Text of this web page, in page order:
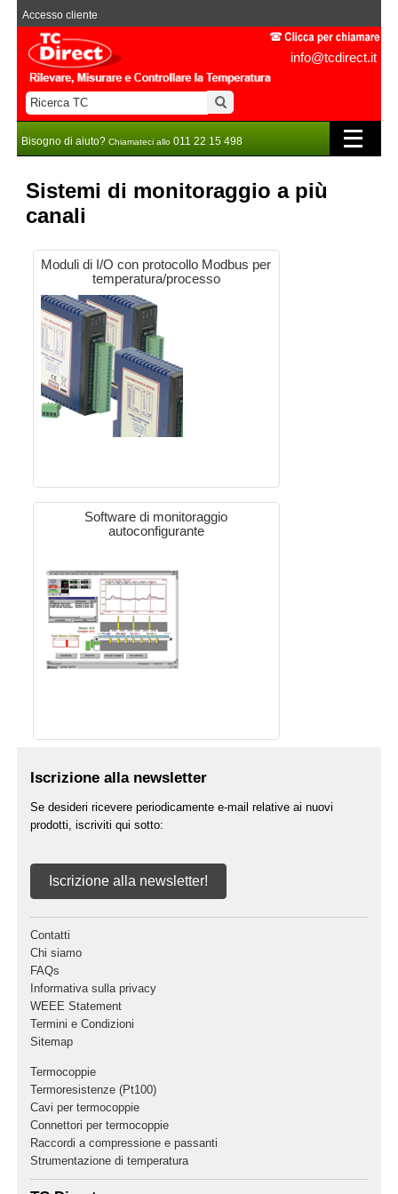
info@tcdirect.it
Accesso cliente
Bisogno di aiuto? Chiamateci allo 011 22 15 498
Sistemi di monitoraggio a più
canali
Moduli di I/O con protocollo Modbus per
temperatura/processo
Software di monitoraggio
autoconfigurante
Iscrizione alla newsletter
Se desideri ricevere periodicamente e-mail relative ai nuovi
prodotti, iscriviti qui sotto:
Iscrizione alla newsletter!
Contatti
Chi siamo
FAQs
Informativa sulla privacy
WEEE Statement
Termini e Condizioni
Sitemap
Termocoppie
Termoresistenze (Pt100)
Cavi per termocoppie
Connettori per termocoppie
Raccordi a compressione e passanti
Strumentazione di temperatura